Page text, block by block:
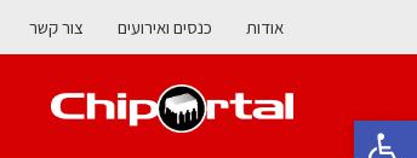
פתח סרגל נגישות
אודות כנסים ואירועים צור קשר